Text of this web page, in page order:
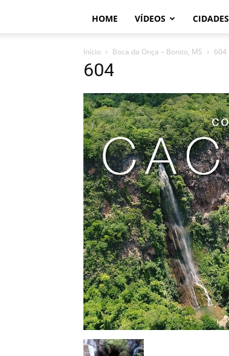
HOME VÍDEOS CIDADES
Início Boca da Onça – Bonito, MS 604
604